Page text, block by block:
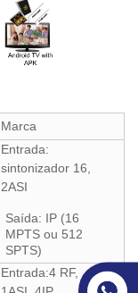
Marca
Entrada:
sintonizador 16,
2ASI
Saída: IP (16
MPTS ou 512
SPTS)
Entrada:4 RF,